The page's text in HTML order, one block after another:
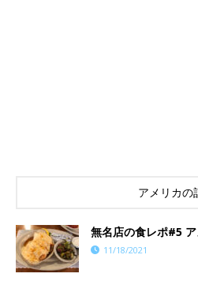
アメリカの
無名店の食レポ#5
11/18/2021